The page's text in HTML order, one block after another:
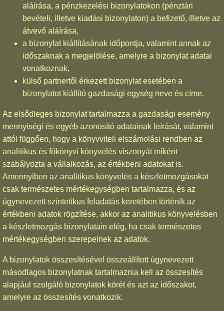
aláírása, a pénzkezelési bizonylatokon (pénztári
bevételi, illetve kiadási bizonylaton) a befizető, illetve az
átvevő aláírása,
a bizonylat kiállításának időpontja, valamint annak az
időszaknak a megjelölése, amelyre a bizonylat adatai
vonatkoznak,
külső partnertől érkezett bizonylat esetében a
bizonylatot kiállító gazdasági egység neve és címe.
Az elsődleges bizonylat tartalmazza a gazdasági esemény
mennyiségi és egyéb azonosító adatainak leírását, valamint
attól függően, hogy a könyvviteli elszámolási rendben az
analitikus és főkönyvi könyvelés viszonyát miként
szabályozta a vállalkozás, az értékbeni adatokat is.
Amennyiben az analitikus könyvelés a készletmozgásokat
csak természetes mértékegységben tartalmazza, és az
úgynevezett szintetikus feladatás keretében történik az
értékbeni adatok rögzítése, akkor az analitikus könyvelésben
a készletmozgás bizonylatain elég, ha csak természetes
mértékegységben szerepelnek az adatok.
A bizonylatok összesítésével összeállított úgynevezett
másodlagos bizonylatnak tartalmaznia kell az összesítés
alapjául szolgáló bizonylatok körét és azt az időszakot,
amelyre az összesítés vonatkozik.